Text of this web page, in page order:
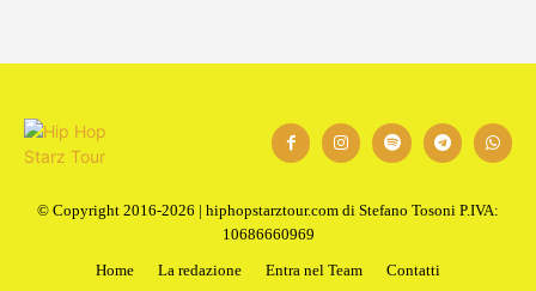
© Copyright 2016-2026 | hiphopstarztour.com di Stefano Tosoni P.IVA:
10686660969
Home
La redazione Entra nel Team Contatti